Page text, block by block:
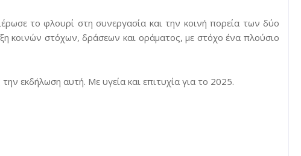
το φλουρί στη συνεργασία και την κοινή πορεία των δύο
κοινών στόχων, δράσεων και οράματος, με στόχο ένα πλούσιο
εκδήλωση αυτή. Με υγεία και επιτυχία για το 2025.